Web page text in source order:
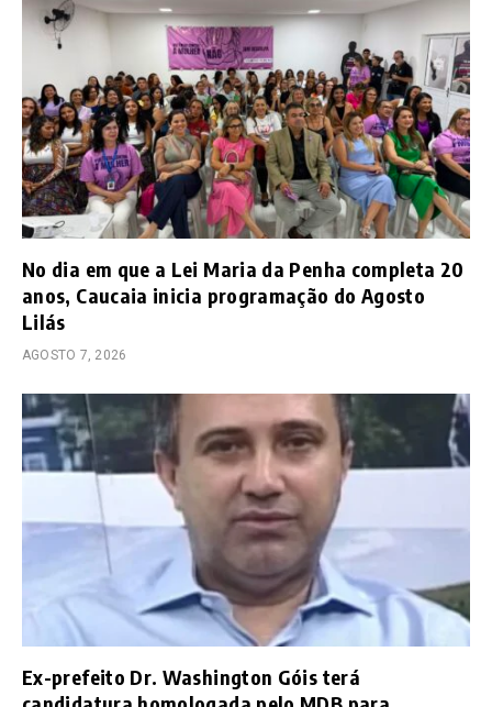
No dia em que a Lei Maria da Penha completa 20
anos, Caucaia inicia programação do Agosto
Lilás
AGOSTO 7, 2026
Ex-prefeito Dr. Washington Góis terá